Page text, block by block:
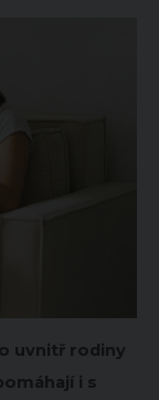
uvnitř rodiny
i s